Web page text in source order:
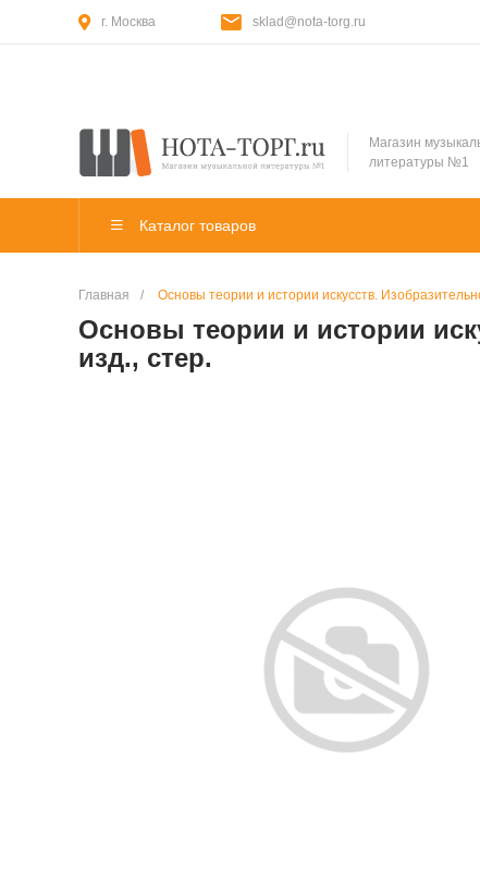
г. Москва sklad@nota-torg.ru
Магазин
литературы №1
Каталог товаров
Главная / Основы теории и истории искусств.
Основы теории и истории
изд., стер.